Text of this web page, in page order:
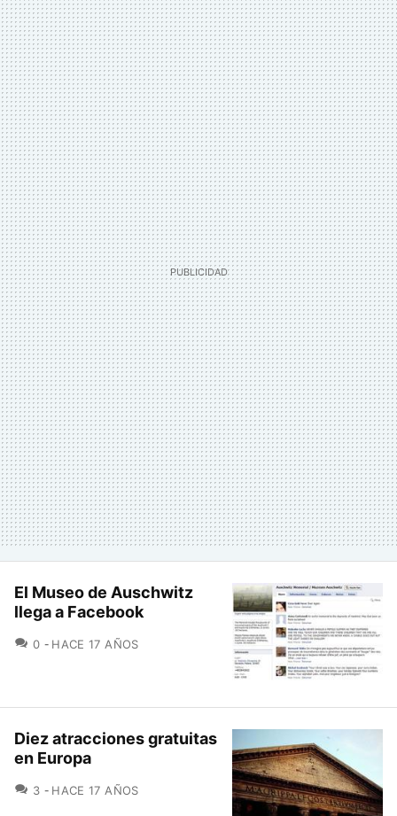
El Museo de Auschwitz
llega a Facebook
0 COMENTARIOS
HACE 17 AÑOS
Diez atracciones gratuitas
en Europa
3 COMENTARIOS
HACE 17 AÑOS